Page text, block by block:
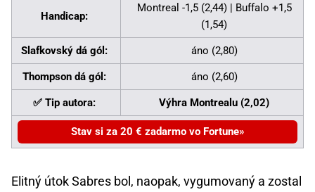
Handicap:
Montreal -1,5 (2,44) | Buffalo +1,5
(1,54)
Slafkovský dá gól: áno (2,80)
Thompson dá gól: áno (2,60)
✅ Tip autora: Výhra Montrealu (2,02)
Stav si za 20 € zadarmo vo Fortune
Elitný útok Sabres bol, naopak, vygumovaný a zostal